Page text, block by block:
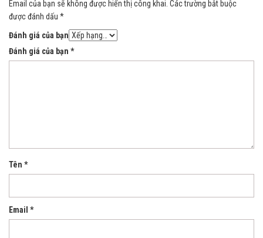
Email của bạn sẽ không được hiển thị công khai. Các trường bắt buộc
được đánh dấu *
Đánh giá của bạn
Đánh giá của bạn *
Tên *
Email *